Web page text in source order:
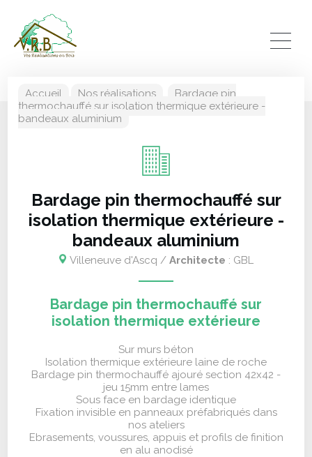
Accueil Nos réalisations
Bardage pin
thermochauffé sur isolation thermique extérieure -
bandeaux aluminium
Bardage pin thermochauffé sur
isolation thermique extérieure -
bandeaux aluminium
Villeneuve d'Ascq / Architecte : GBL
Bardage pin thermochauffé sur
isolation thermique extérieure
Sur murs béton
Isolation thermique extérieure laine de roche
Bardage pin thermochauffé ajouré section 42x42 -
jeu 15mm entre lames
Sous face en bardage identique
Fixation invisible en panneaux préfabriqués dans
nos ateliers
Ebrasements, voussures, appuis et profils de finition
en alu anodisé